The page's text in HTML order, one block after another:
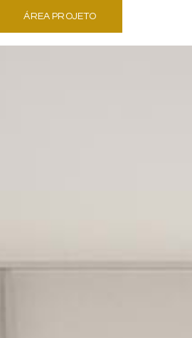
ÁREA PROJETO